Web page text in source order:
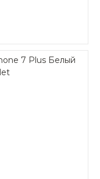
7 Plus Белый